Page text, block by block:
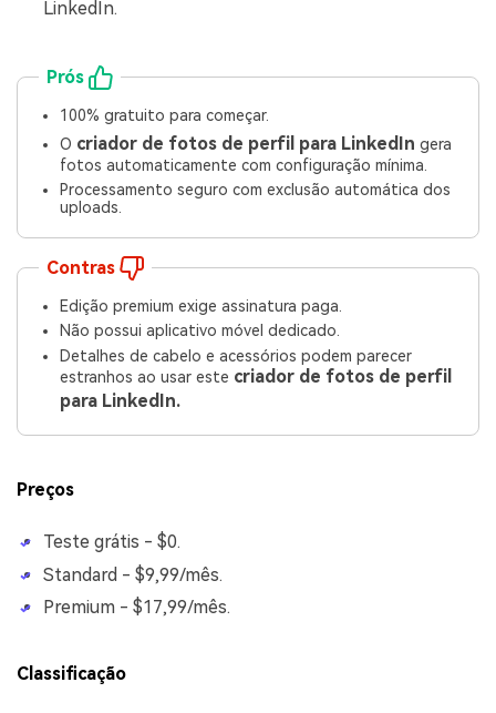
LinkedIn.
Prós
100% gratuito para começar.
O criador de fotos de perfil para LinkedIn gera
fotos automaticamente com configuração mínima.
Processamento seguro com exclusão automática dos
uploads.
Contras
Edição premium exige assinatura paga.
Não possui aplicativo móvel dedicado.
Detalhes de cabelo e acessórios podem parecer
estranhos ao usar este criador de fotos de perfil
para LinkedIn.
Preços
Teste grátis - $0.
Standard - $9,99/mês.
Premium - $17,99/mês.
Classificação